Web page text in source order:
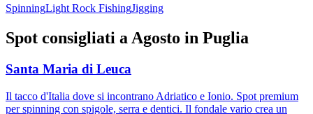
SpinningLight Rock FishingJigging
Spot consigliati a Agosto in Puglia
Santa Maria di Leuca
Il tacco d'Italia dove si incontrano Adriatico e Ionio. Spot premium
per spinning con spigole, serra e dentici. Il fondale vario crea un